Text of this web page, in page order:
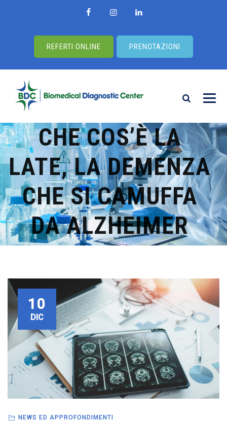
REFERTI ONLINE PRENOTAZIONI
CHE COS’È LA
LATE, LA DEMENZA
CHE SI CAMUFFA
DA ALZHEIMER
10
DIC
NEWS ED APPROFONDIMENTI